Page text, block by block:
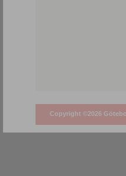
Copyright ©2026